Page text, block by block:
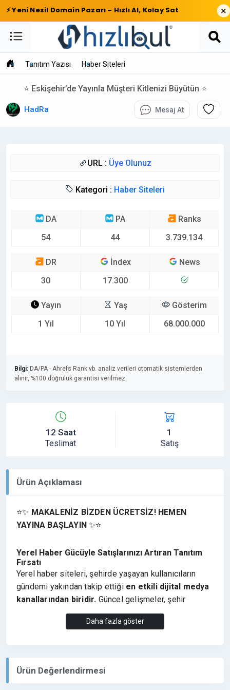
⚡ Yeni Nesil Domain Pazarı – Hızlı Al, Kolay Sat ×
Tanıtım Yazısı Haber Siteleri
⭐ Eskişehir’de Yayınla Müşteri Kitlenizi Büyütün ⭐
HadRa Mesaj At
URL : Üye Olunuz
Kategori : Haber Siteleri
DA
54
PA
44
Ranks
3.739.134
DR
30
İndex
17.300
News
Yayın
1 Yıl
Yaş
10 Yıl
Gösterim
68.000.000
Bilgi: DA/PA - Ahrefs Rank vb. analiz verileri otomatik sistemlerden
alınır, %100 doğruluk garantisi verilmez.
12 Saat
Teslimat
1
Satış
Ürün Açıklaması
⭐✨ MAKALENİZ BİZDEN ÜCRETSİZ! HEMEN
YAYINA BAŞLAYIN ✨⭐
Yerel Haber Gücüyle Satışlarınızı Artıran Tanıtım
Fırsatı
Yerel haber siteleri, şehirde yaşayan kullanıcıların
gündemi yakından takip ettiği en etkili dijital medya
kanallarından biridir. Güncel gelişmeler, şehir
haberleri ve yaşam içerikleri sayesinde markalar
bulundukları bölgede doğrudan hedef kitleye
ve güncel haberleri paylaşan
Daha fazla göster
Ürün Değerlendirmesi